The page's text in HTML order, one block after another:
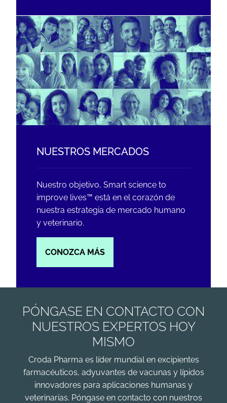
NUESTROS MERCADOS
Nuestro objetivo, Smart science to
improve lives™ está en el corazón de
nuestra estrategia de mercado humano
y veterinario.
CONOZCA MÁS
PÓNGASE EN CONTACTO CON
NUESTROS EXPERTOS HOY
MISMO
Croda Pharma es líder mundial en excipientes
farmacéuticos, adyuvantes de vacunas y lípidos
innovadores para aplicaciones humanas y
veterinarias. Póngase en contacto con nuestros